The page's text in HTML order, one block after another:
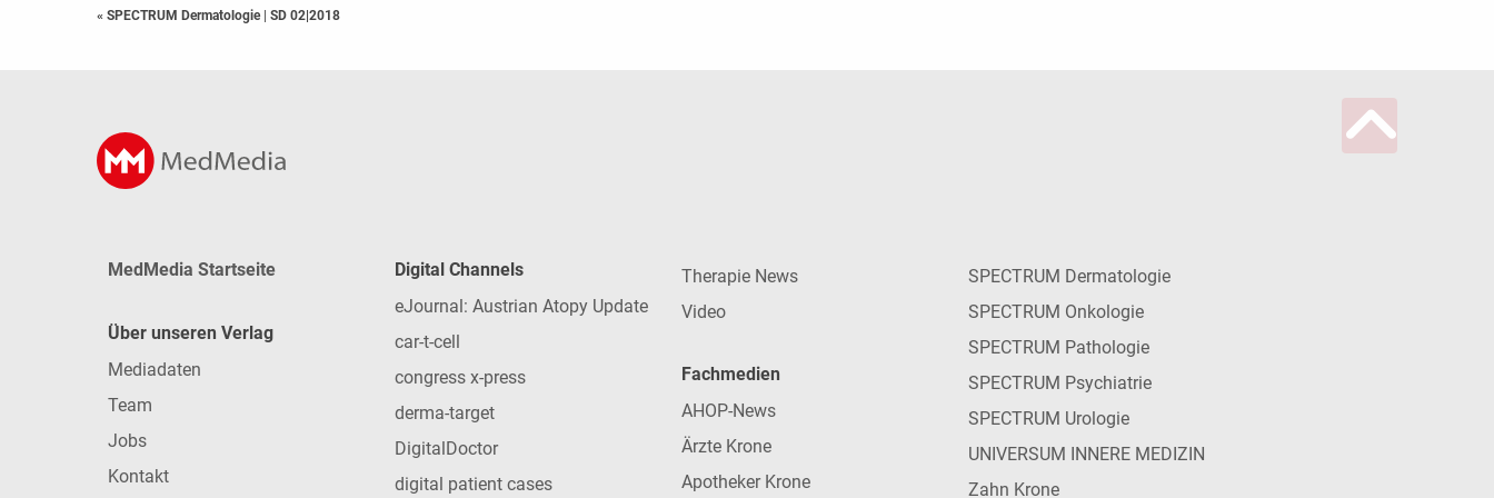
« SPECTRUM Dermatologie | SD 02|2018
MedMedia Startseite
Über unseren Verlag
Mediadaten
Team
Jobs
Kontakt
Digital Channels
eJournal: Austrian Atopy Update
car-t-cell
congress x-press
derma-target
DigitalDoctor
digital patient cases
Therapie News
Video
Fachmedien
AHOP-News
Ärzte Krone
Apotheker Krone
SPECTRUM Dermatologie
SPECTRUM Onkologie
SPECTRUM Pathologie
SPECTRUM Psychiatrie
SPECTRUM Urologie
UNIVERSUM INNERE MEDIZIN
Zahn Krone